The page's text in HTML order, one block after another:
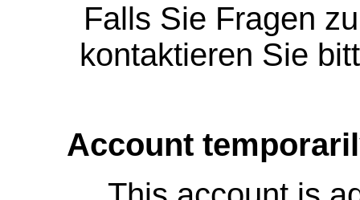
Falls Sie Fragen
kontaktieren Sie
Account